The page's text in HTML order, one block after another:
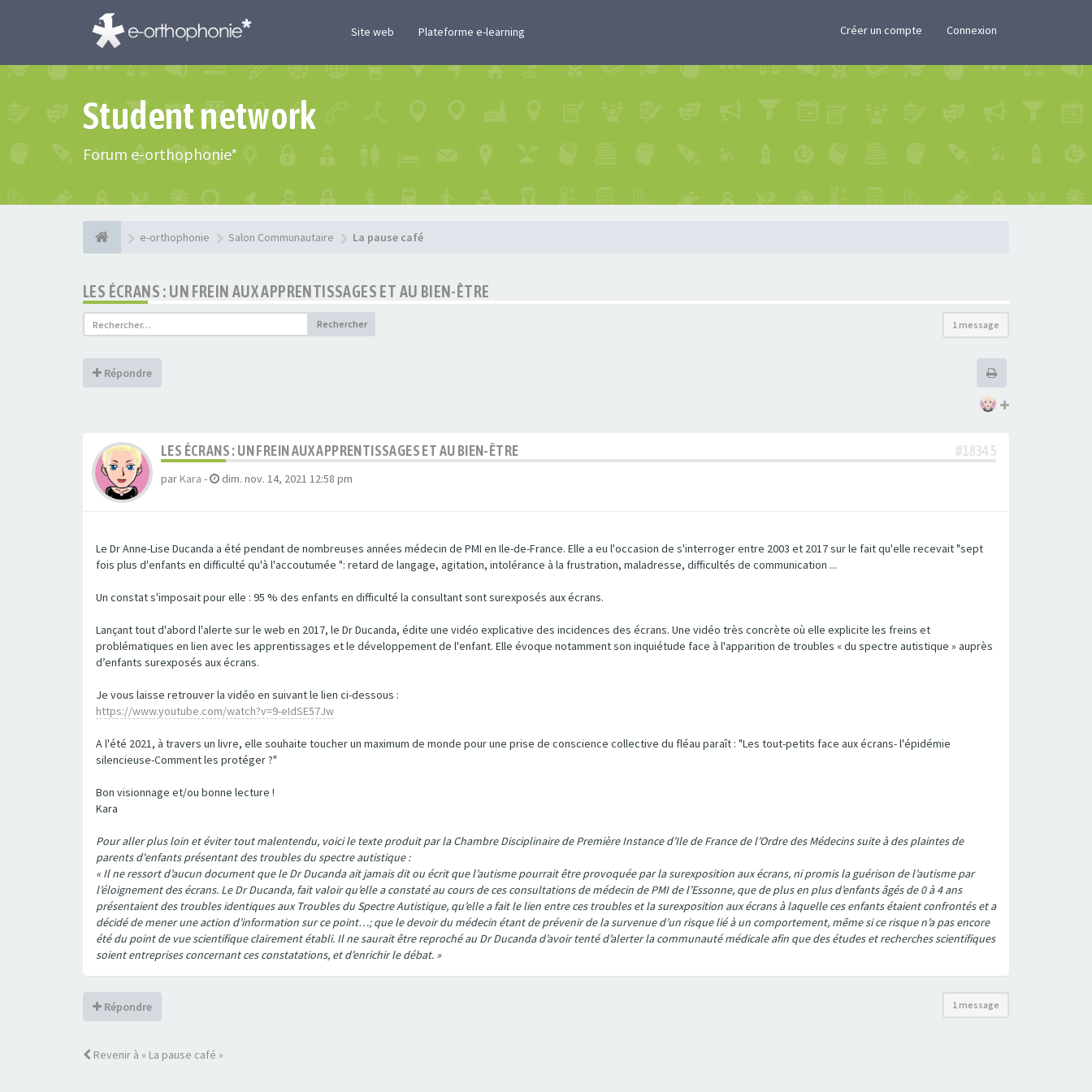
Site web Plateforme e-learning Créer un compte Connexion
Student network
Forum e-orthophonie*
e-orthophonie Salon Communautaire La pause café
LES ÉCRANS : UN FREIN AUX APPRENTISSAGES ET AU BIEN-ÊTRE
Rechercher 1 message
Répondre
LES ÉCRANS : UN FREIN AUX APPRENTISSAGES ET AU BIEN-ÊTRE #18345
par Kara - dim. nov. 14, 2021 12:58 pm
Le Dr Anne-Lise Ducanda a été pendant de nombreuses années médecin de PMI en Ile-de-France. Elle a eu l'occasion de s'interroger entre 2003 et 2017 sur le fait qu'elle recevait "sept
fois plus d'enfants en difficulté qu'à l'accoutumée ": retard de langage, agitation, intolérance à la frustration, maladresse, difficultés de communication ...
Un constat s'imposait pour elle : 95 % des enfants en difficulté la consultant sont surexposés aux écrans.
Lançant tout d'abord l'alerte sur le web en 2017, le Dr Ducanda, édite une vidéo explicative des incidences des écrans. Une vidéo très concrète où elle explicite les freins et
problématiques en lien avec les apprentissages et le développement de l'enfant. Elle évoque notamment son inquiétude face à l'apparition de troubles « du spectre autistique » auprès
d’enfants surexposés aux écrans.
Je vous laisse retrouver la vidéo en suivant le lien ci-dessous :
https://www.youtube.com/watch?v=9-eIdSE57Jw
A l'été 2021, à travers un livre, elle souhaite toucher un maximum de monde pour une prise de conscience collective du fléau paraît : "Les tout-petits face aux écrans- l'épidémie
silencieuse-Comment les protéger ?"
Bon visionnage et/ou bonne lecture !
Kara
Pour aller plus loin et éviter tout malentendu, voici le texte produit par la Chambre Disciplinaire de Première Instance d’Ile de France de l’Ordre des Médecins suite à des plaintes de
parents d'enfants présentant des troubles du spectre autistique :
« Il ne ressort d’aucun document que le Dr Ducanda ait jamais dit ou écrit que l’autisme pourrait être provoquée par la surexposition aux écrans, ni promis la guérison de l’autisme par
l’éloignement des écrans. Le Dr Ducanda, fait valoir qu’elle a constaté au cours de ces consultations de médecin de PMI de l’Essonne, que de plus en plus d’enfants âgés de 0 à 4 ans
présentaient des troubles identiques aux Troubles du Spectre Autistique, qu’elle a fait le lien entre ces troubles et la surexposition aux écrans à laquelle ces enfants étaient confrontés et a
décidé de mener une action d’information sur ce point…; que le devoir du médecin étant de prévenir de la survenue d’un risque lié à un comportement, même si ce risque n’a pas encore
été du point de vue scientifique clairement établi. Il ne saurait être reproché au Dr Ducanda d’avoir tenté d’alerter la communauté médicale afin que des études et recherches scientifiques
soient entreprises concernant ces constatations, et d’enrichir le débat. »
Répondre 1 message
Revenir à « La pause café »